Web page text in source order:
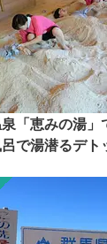
る温泉旅館。
み提供期間：
「恵みの湯」
で湯潜るデト